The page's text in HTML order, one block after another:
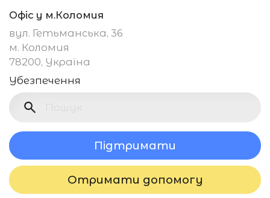
Офіс у м.Коломия
вул. Гетьманська, 36
м. Коломия
78200, Україна
Убезпечення
Підтримати
Отримати допомогу